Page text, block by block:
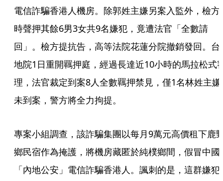
電信詐騙香港人機房。除郭姓主嫌另案入監外，檢方
時聲押其餘6男3女共9名嫌犯，竟遭法官「全數請
回」。檢方提抗告，高等法院花蓮分院撤銷發回。台
地院1日重開羈押庭，經過長達近10小時的馬拉松式
理，法官裁定到案8人全數羈押禁見，僅1名林姓主嫌
未到案，警方將全力拘提。
專案小組調查，該詐騙集團以每月9萬元高價租下鹿
鄉民宿作為掩護，將機房藏匿於純樸鄉間，假冒中國
「內地公安」電信詐騙香港人。諷刺的是，這群嫌犯